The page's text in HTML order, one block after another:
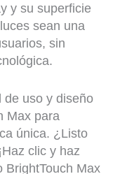
y su superficie
sean una
sin
de uso y diseño
Max para
única. ¿Listo
clic y haz
BrightTouch Max